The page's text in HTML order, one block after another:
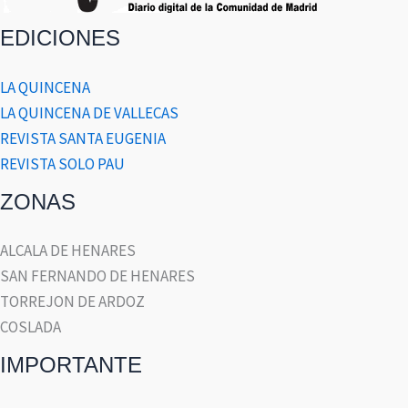
EDICIONES
LA QUINCENA
LA QUINCENA DE VALLECAS
REVISTA SANTA EUGENIA
REVISTA SOLO PAU
ZONAS
ALCALA DE HENARES
SAN FERNANDO DE HENARES
TORREJON DE ARDOZ
COSLADA
IMPORTANTE